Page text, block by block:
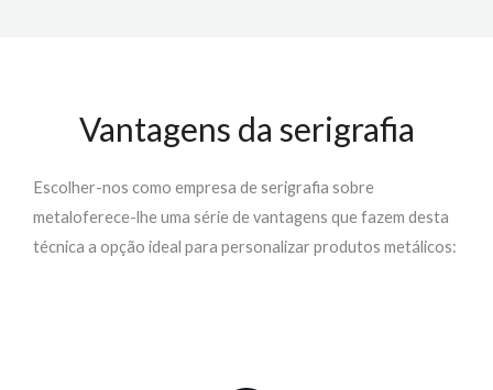
Vantagens da serigrafia
Escolher-nos como empresa deserigrafia sobre
metaloferece-lheuma série de vantagens que fazem desta
técnica a opção ideal para personalizar produtos metálicos: